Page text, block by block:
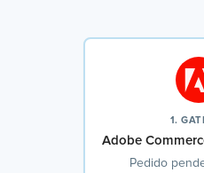
1.
Adobe
Pedido